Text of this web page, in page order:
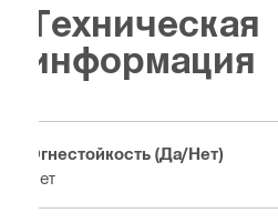
Техническая
информация
Огнестойкость (Да/Нет)
Нет